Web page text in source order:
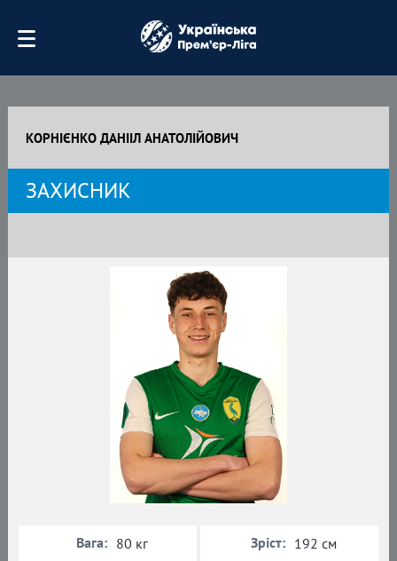
КОРНІЄНКО ДАНІІЛ АНАТОЛІЙОВИЧ
ЗАХИСНИК
Вага: 80 кг Зріст: 192 см